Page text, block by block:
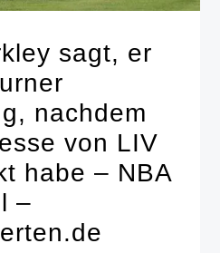
sagt, er
nachdem
von LIV
habe – NBA
–